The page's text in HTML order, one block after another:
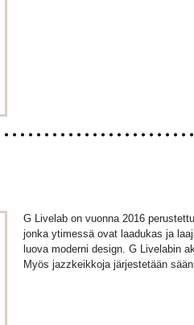
G Livelab on vuonna 2016
jonka ytimessä ovat laadukas ja
luova moderni design. G Livelabin
Myös jazzkeikkoja järjestetään